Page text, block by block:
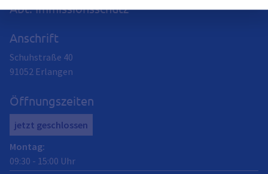
Abt. Immissionsschutz
Anschrift
Schuhstraße 40
91052 Erlangen
Öffnungszeiten
jetzt geschlossen
Montag:
09:30 - 15:00 Uhr